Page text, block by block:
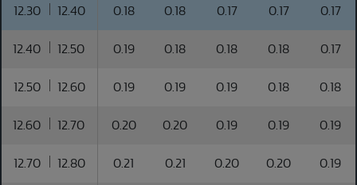
12.30 12.40 0.18 0.18 0.17 0.17 0.17
12.40 12.50 0.19 0.18 0.18 0.18 0.17
12.50 12.60 0.19 0.19 0.19 0.18 0.18
12.60 12.70 0.20 0.20 0.19 0.19 0.19
12.70 12.80 0.21 0.21 0.20 0.20 0.19